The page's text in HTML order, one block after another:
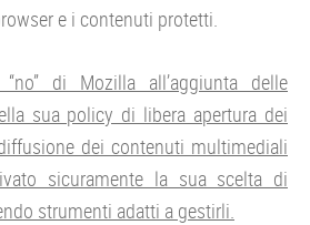
e i contenuti protetti.
di Mozilla all’aggiunta delle
sua policy di libera apertura dei
dei contenuti multimediali
sicuramente la sua scelta di
strumenti adatti a gestirli.